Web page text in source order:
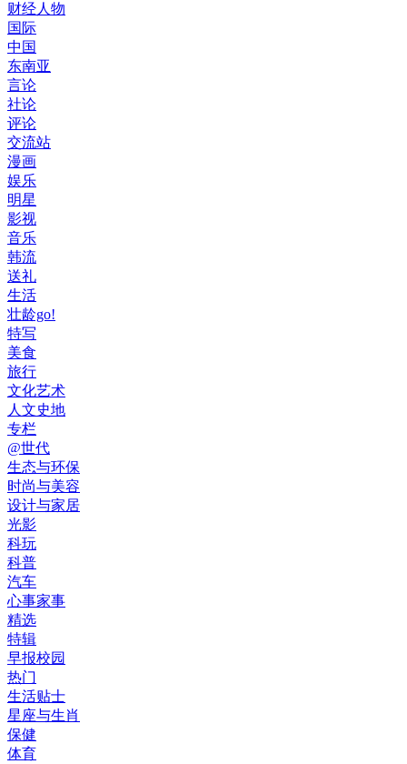
财经人物
国际
中国
东南亚
言论
社论
评论
交流站
漫画
娱乐
明星
影视
音乐
韩流
送礼
生活
壮龄go!
特写
美食
旅行
文化艺术
人文史地
专栏
@世代
生态与环保
时尚与美容
设计与家居
光影
科玩
科普
汽车
心事家事
精选
特辑
早报校园
热门
生活贴士
星座与生肖
保健
体育